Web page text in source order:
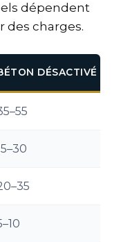
dépendent
des charges.
DÉSACTIVÉ (€/